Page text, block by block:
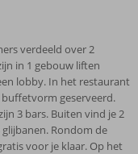
verdeeld over 2
in 1 gebouw liften
lobby. In het restaurant
geserveerd.
3 bars. Buiten vind je 2
Rondom de
voor je klaar. Op het